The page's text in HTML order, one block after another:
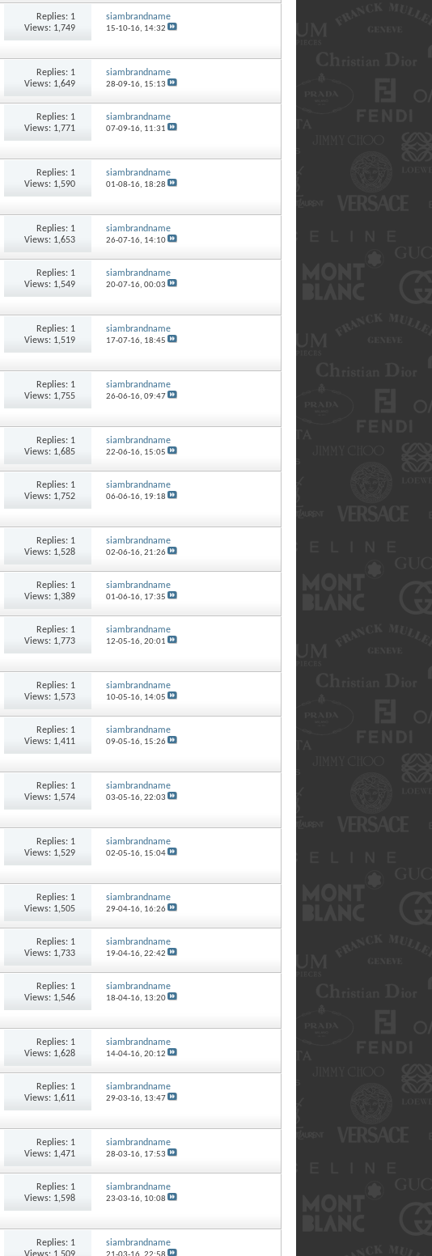
Replies: 1
Views: 1,749
siambrandname
15-10-16, 14:32
Replies: 1
Views: 1,649
siambrandname
28-09-16, 15:13
Replies: 1
Views: 1,771
siambrandname
07-09-16, 11:31
Replies: 1
Views: 1,590
siambrandname
01-08-16, 18:28
Replies: 1
Views: 1,653
siambrandname
26-07-16, 14:10
Replies: 1
Views: 1,549
siambrandname
20-07-16, 00:03
Replies: 1
Views: 1,519
siambrandname
17-07-16, 18:45
Replies: 1
Views: 1,755
siambrandname
26-06-16, 09:47
Replies: 1
Views: 1,685
siambrandname
22-06-16, 15:05
Replies: 1
Views: 1,752
siambrandname
06-06-16, 19:18
Replies: 1
Views: 1,528
siambrandname
02-06-16, 21:26
Replies: 1
Views: 1,389
siambrandname
01-06-16, 17:35
Replies: 1
Views: 1,773
siambrandname
12-05-16, 20:01
Replies: 1
Views: 1,573
siambrandname
10-05-16, 14:05
Replies: 1
Views: 1,411
siambrandname
09-05-16, 15:26
Replies: 1
Views: 1,574
siambrandname
03-05-16, 22:03
Replies: 1
Views: 1,529
siambrandname
02-05-16, 15:04
Replies: 1
Views: 1,505
siambrandname
29-04-16, 16:26
Replies: 1
Views: 1,733
siambrandname
19-04-16, 22:42
Replies: 1
Views: 1,546
siambrandname
18-04-16, 13:20
Replies: 1
Views: 1,628
siambrandname
14-04-16, 20:12
Replies: 1
Views: 1,611
siambrandname
29-03-16, 13:47
Replies: 1
Views: 1,471
siambrandname
28-03-16, 17:53
Replies: 1
Views: 1,598
siambrandname
23-03-16, 10:08
Replies: 1
siambrandname